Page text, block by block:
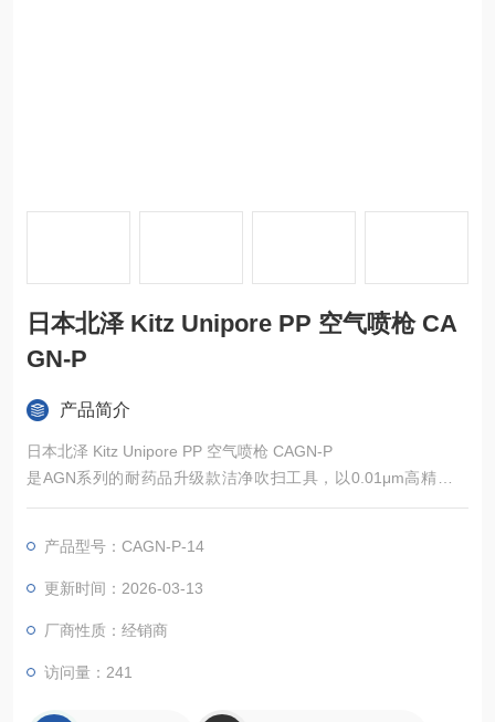
日本北泽 Kitz Unipore PP 空气喷枪 CA
GN-P
产品简介
日本北泽 Kitz Unipore PP 空气喷枪 CAGN-P
是AGN系列的耐药品升级款洁净吹扫工具，以0.01μm高精度过
滤、PP材质抗腐蚀、紧凑轻量化大流量为核心亮点，兼具无油洁
况，覆盖半导体、食品医药、精密化工等多领域，搭配专属滤芯
与耐腐配件，核心参数稳定可靠，能高效解决高洁净、有腐蚀场
产品型号：CAGN-P-14
更新时间：2026-03-13
厂商性质：经销商
访问量：241